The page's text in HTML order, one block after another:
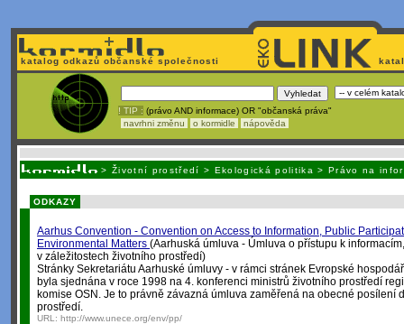
katalog odkazů občanské společnosti
! TIP : (právo AND informace) OR "občanská práva"
navrhni změnu
o kormidle nápověda
> Životní prostředí > Ekologická politika >Právo na
ODKAZY
Aarhus Convention - Convention on Access to Information, Public
Environmental Matters (Aarhuská úmluva - Úmluva o přístupu k
v záležitostech životního prostředí)
Stránky Sekretariátu Aarhuské úmluvy - v rámci stránek Evropské
byla sjednána v roce 1998 na 4. konferenci ministrů životního prostředí
komise OSN. Je to právně závazná úmluva zaměřená na obecné posílení
prostředí.
URL: http://www.unece.org/env/pp/